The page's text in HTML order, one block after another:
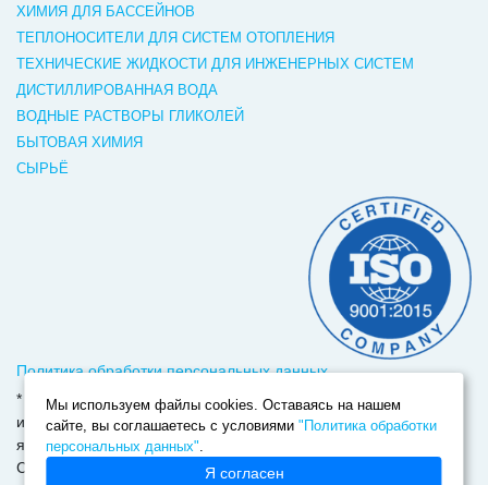
ХИМИЯ ДЛЯ БАССЕЙНОВ
ТЕПЛОНОСИТЕЛИ ДЛЯ СИСТЕМ ОТОПЛЕНИЯ
ТЕХНИЧЕСКИЕ ЖИДКОСТИ ДЛЯ ИНЖЕНЕРНЫХ СИСТЕМ
ДИСТИЛЛИРОВАННАЯ ВОДА
ВОДНЫЕ РАСТВОРЫ ГЛИКОЛЕЙ
БЫТОВАЯ ХИМИЯ
СЫРЬЁ
Политика обработки персональных данных
* Вся представленная на сайте информация носит
информационный характер и ни при каких условиях не
является публичной офертой, определяемой положениями
Статьи 437(2) Гражданского кодекса РФ
Мы используем файлы cookies. Оставаясь на нашем
сайте, вы соглашаетесь с условиями"Политика обработки
персональных данных".
Я согласен